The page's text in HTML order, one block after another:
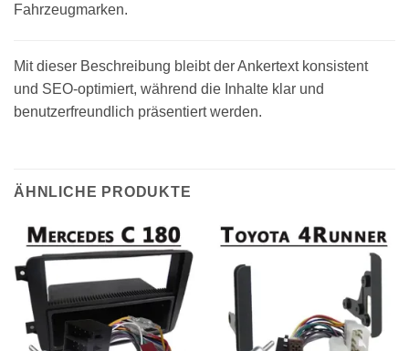
Fahrzeugmarken.
Mit dieser Beschreibung bleibt der Ankertext konsistent
und SEO-optimiert, während die Inhalte klar und
benutzerfreundlich präsentiert werden.
ÄHNLICHE PRODUKTE